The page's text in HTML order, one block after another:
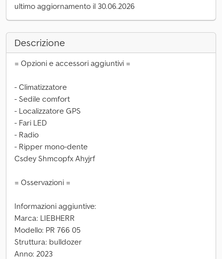
ultimo aggiornamento il 30.06.2026
Descrizione
= Opzioni e accessori aggiuntivi =
- Climatizzatore
- Sedile comfort
- Localizzatore GPS
- Fari LED
- Radio
- Ripper mono-dente
Csdey Shmcopfx Ahyjrf
= Osservazioni =
Informazioni aggiuntive:
Marca: LIEBHERR
Modello: PR 766 05
Struttura: bulldozer
Anno: 2023